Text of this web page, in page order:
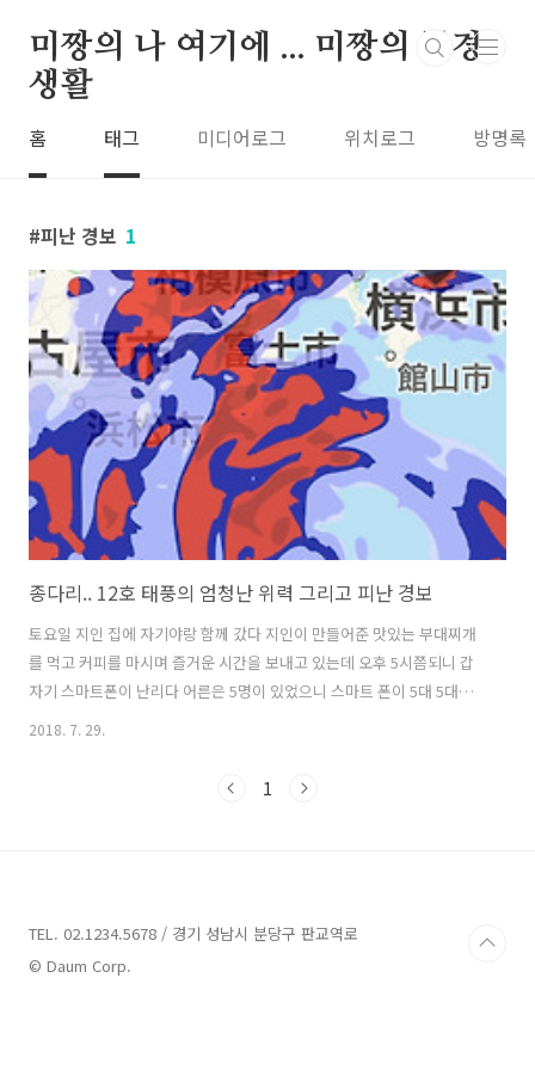
미짱의 나 여기에 ... 미짱의 동경
생활
홈 태그 미디어로그 위치로그 방명록
피난 경보 1
종다리.. 12호 태풍의 엄청난 위력 그리고 피난 경보
토요일 지인 집에 자기야랑 함께 갔다 지인이 만들어준 맛있는 부대찌개
를 먹고 커피를 마시며 즐거운 시간을 보내고 있는데 오후 5시쯤되니 갑
자기 스마트폰이 난리다 어른은 5명이 있었으니 스마트 폰이 5대 5대의
스마트폰에서 일제히 요란하게 울려대는 경보음 사실 집안에 있다보니
있는지도 모른채 있었다 5명의 스마트 폰으로 울리는 경보음에 스마트
2018. 7. 29.
1
TEL. 02.1234.5678 / 경기 성남시 분당구 판교역로
© Daum Corp.